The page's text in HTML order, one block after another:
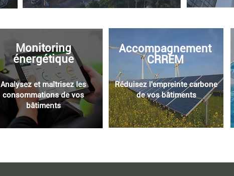
Monitoring
énergétique
Analysez et maîtrisez les
consommations de vos
bâtiments
Accompagnement
CRREM
Réduisez l'empreinte carbone
de vos bâtiments